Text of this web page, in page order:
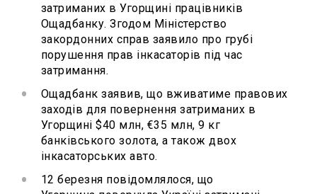
затриманих в Угорщині працівників
Ощадбанку. Згодом Міністерство
закордонних справ заявило про грубі
порушення прав інкасаторів під час
затримання.
Ощадбанк заявив, що вживатиме правових
заходів для повернення затриманих в
Угорщині $40 млн, €35 млн, 9 кг
банківського золота, а також двох
інкасаторських авто.
12 березня повідомлялося, що